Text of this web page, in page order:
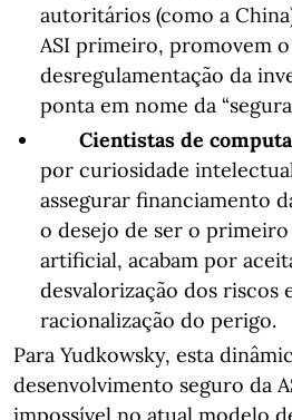
autoritários (como a
ASI primeiro, promovem
desregulamentação da
ponta em nome da
Cientistas de
por curiosidade
assegurar financiamento
o desejo de ser o
artificial, acabam por
desvalorização dos riscos
racionalização do perigo.
Para Yudkowsky, esta
desenvolvimento seguro da
impossível no atual modelo